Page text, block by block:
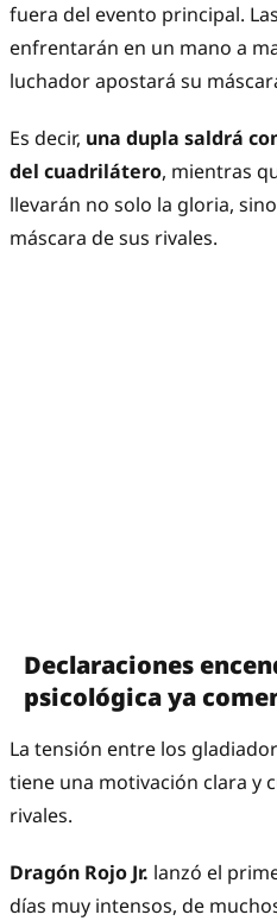
fuera del evento principal.
enfrentarán en un mano a
luchador apostará su
Es decir, una dupla saldrá
del cuadrilátero, mientras
llevarán no solo la gloria,
máscara de sus rivales.
Declaraciones
psicológica ya
La tensión entre los
tiene una motivación clara y
rivales.
Dragón Rojo Jr. lanzó el
días muy intensos, de